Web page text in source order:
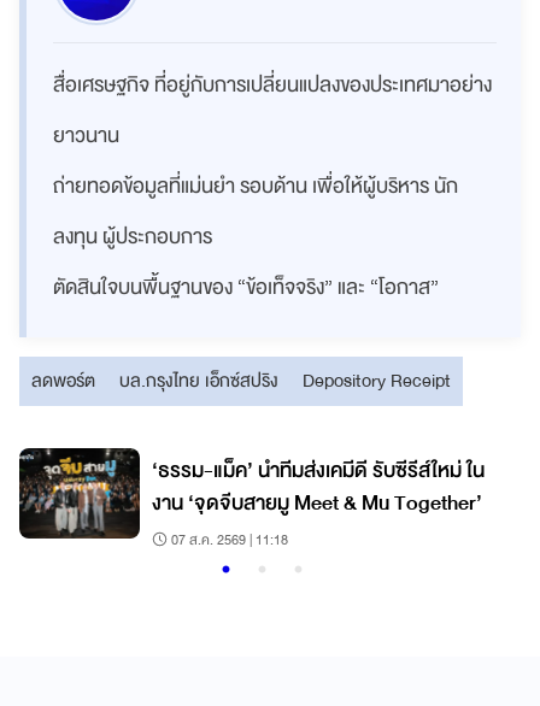
สื่อเศรษฐกิจ ที่อยู่กับการเปลี่ยนแปลงของประเทศมาอย่าง
ยาวนาน
ถ่ายทอดข้อมูลที่แม่นยำ รอบด้าน เพื่อให้ผู้บริหาร นัก
ลงทุน ผู้ประกอบการ
ตัดสินใจบนพื้นฐานของ “ข้อเท็จจริง” และ “โอกาส”
ลดพอร์ต บล.กรุงไทย เอ็กซ์สปริง Depository Receipt
‘ธรรม-แม็ค’ นำทีมส่งเคมีดี รับซีรีส์ใหม่ ใน
งาน ‘จุดจีบสายมู Meet & Mu Together’
07 ส.ค. 2569 | 11:18